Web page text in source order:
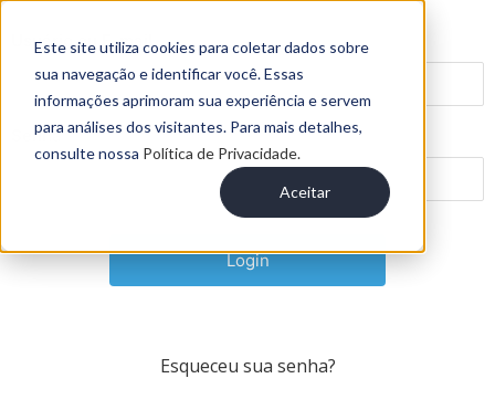
Este site utiliza cookies para coletar dados sobre
sua navegação e identificar você. Essas
informações aprimoram sua experiência e servem
para análises dos visitantes. Para mais detalhes,
consulte nossa Política de Privacidade.
Aceitar
Usuário ou E-mail
Senha
Esqueceu sua senha?